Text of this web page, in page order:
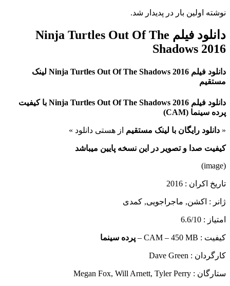
نوشته اولین بار در پدیدار شد.
دانلود فیلم Ninja Turtles Out Of The
Shadows 2016
دانلود فیلم Ninja Turtles Out Of The Shadows 2016 لینک
مستقیم
دانلود فیلم Ninja Turtles Out Of The Shadows 2016 با کیفیت
پرده سینما ( CAM
)
«دانلود رایگان با لینک مستقیماز هستی دانلود »
کیفیت صدا و تصویر در این نسخه پایین میباشد
تاریخ اکران : 2016
ژانر : اکشن, ماجراجویی, کمدی
امتیاز : 6.6/10
کیفیت : CAM – 450 MB – پرده سینما
کارگردان : Dave Green
ستارگان : Megan Fox, Will Arnett, Tyler Perry